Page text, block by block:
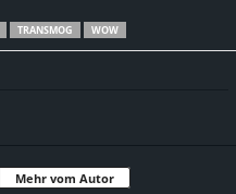
TRANSMOG WOW
Mehr vom Autor